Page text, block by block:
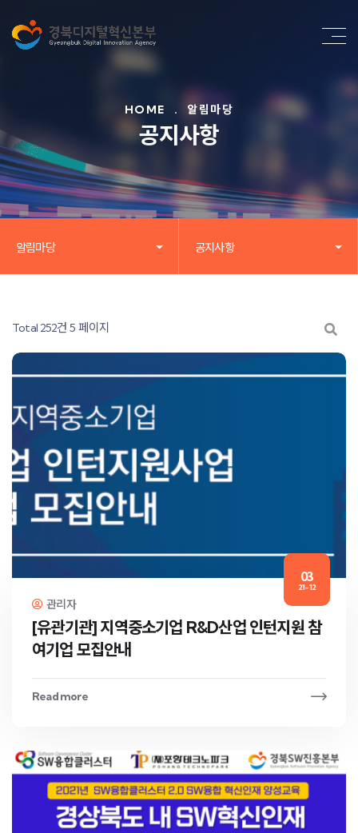
HOME . 알림마당
공지사항
알림마당 공지사항
Total 252건 5 페이지
03
21-12
관리자
[유관기관] 지역중소기업 R&D산업 인턴지원 참
여기업 모집안내
Read more